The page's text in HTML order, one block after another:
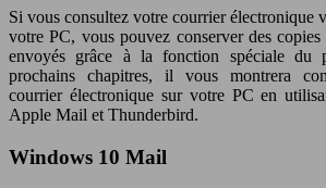
Si vous consultez votre courrier électronique
votre PC, vous pouvez conserver des copies
envoyés grâce à la fonction spéciale du
prochains chapitres, il vous montrera
courrier électronique sur votre PC en
Apple Mail et Thunderbird.
Windows 10 Mail